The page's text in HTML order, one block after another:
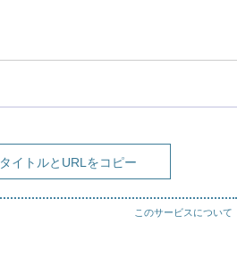
イトルとURLをコピー
このサービスについて